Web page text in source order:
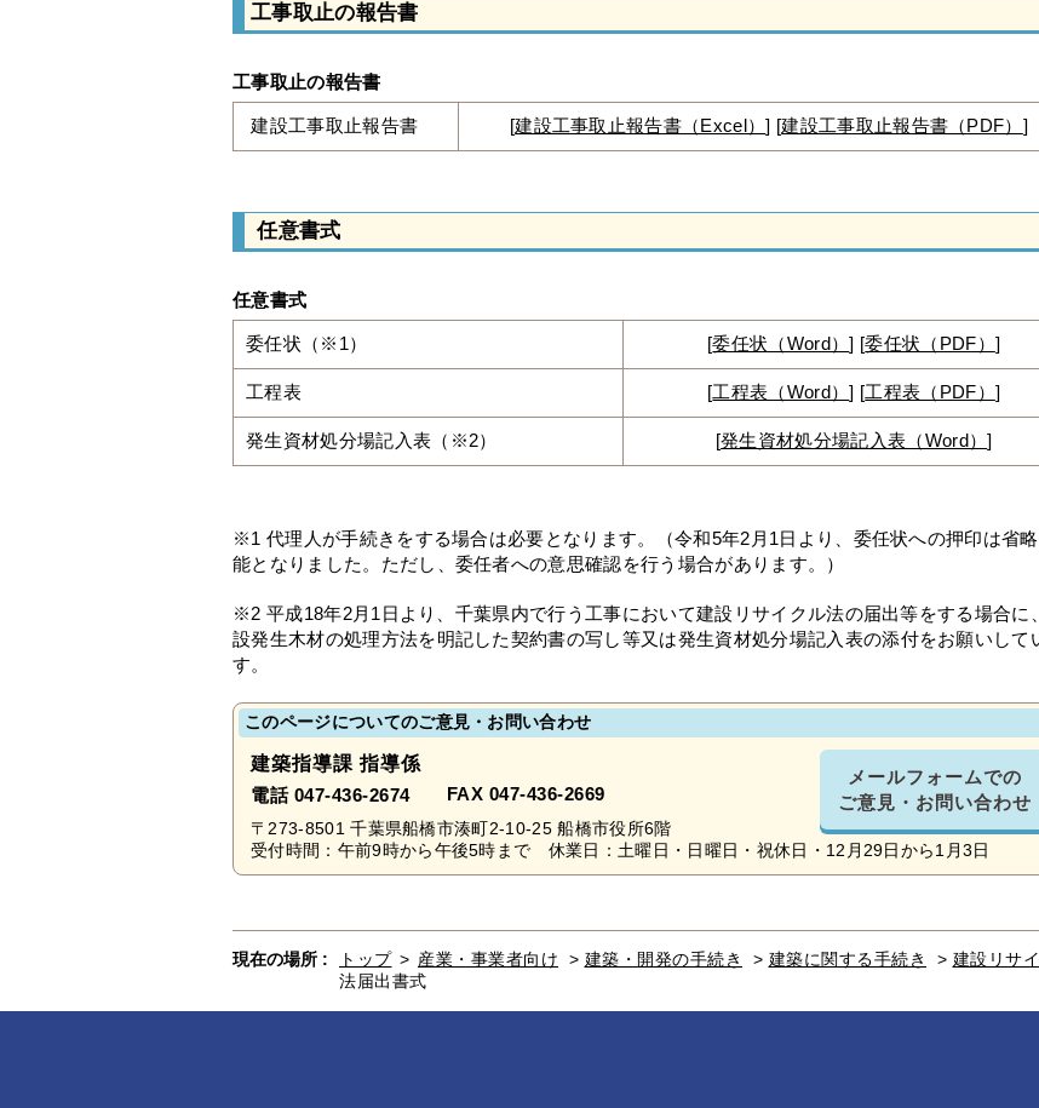
工事取止の報告書
工事取止の報告書
建設工事取止報告書 [建設工事取止報告書（Excel）] [建設工事取止報告書（PDF） ]
任意書式
任意書式
委任状（※1） [委任状（Word）] [委任状（PDF） ]
工程表 [工程表（Word）] [工程表（PDF） ]
発生資材処分場記入表（※2） [発生資材処分場記入表（Word）]
※1 代理人が手続きをする場合は必要となります。（令和5年2月1日より、委任状への押印は省
能となりました。ただし、委任者への意思確認を行う場合があります。）
※2 平成18年2月1日より、千葉県内で行う工事において建設リサイクル法の届出等をする場合に
設発生木材の処理方法を明記した契約書の写し等又は発生資材処分場記入表の添付をお願いして
す。
このページについてのご意見・お問い合わせ
建築指導課 指導係
電話 047-436-2674 FAX 047-436-2669
メールフォームでの
ご意見・お問い合わせ
〒273-8501 千葉県船橋市湊町2-10-25 船橋市役所6階
受付時間：午前9時から午後5時まで 休業日：土曜日・日曜日・祝休日・12月29日から1月3日
現在の場所 : トップ > 産業・事業者向け > 建築・開発の手続き > 建築に関する手続き > 建設リサ
法届出書式